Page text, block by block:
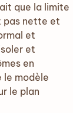
que la limite
pas nette et
et
et
en
le modèle
le plan